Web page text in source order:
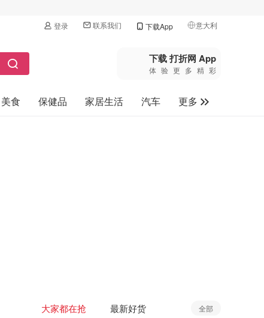
登录 联系我们 下载App 意大利
🇺🇸美国
🇨🇳中国
🇨🇦加拿大
下载 打折网 App
体验更多精彩
美食 保健品 家居生活 汽车
更多
大家都在抢 最新好货 全部